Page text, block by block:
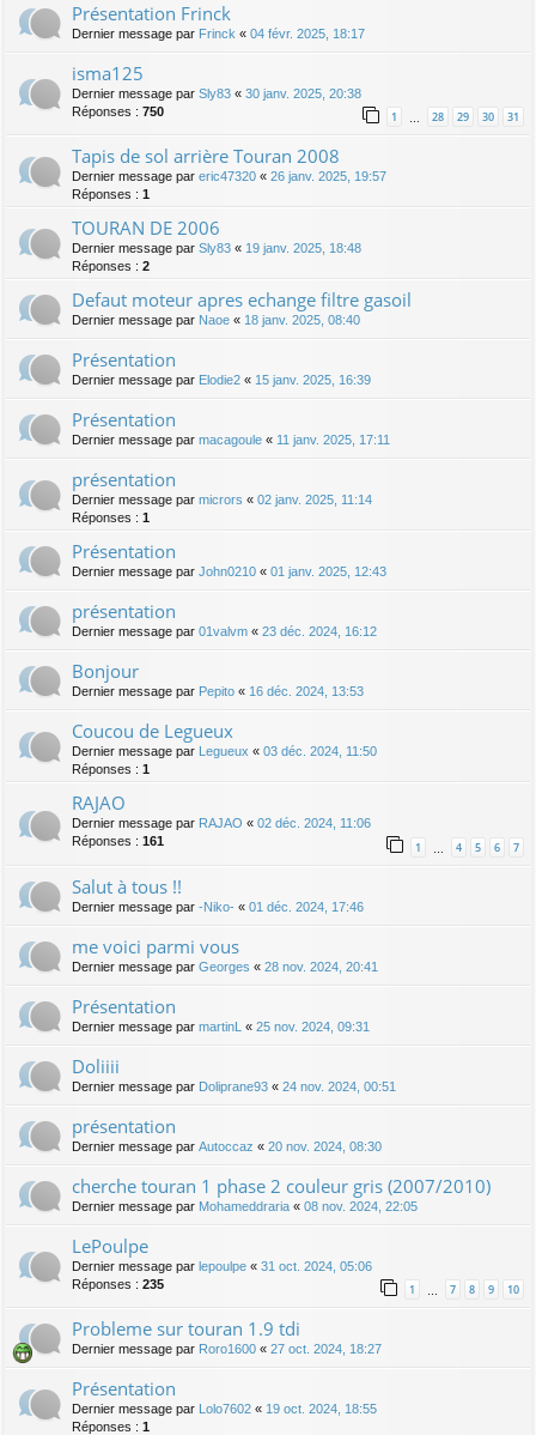
Présentation Frinck
Dernier message par Frinck « 04 févr. 2025, 18:17
isma125
Dernier message par Sly83 « 30 janv. 2025, 20:38
Réponses : 750 1 … 28 29 30 31
Tapis de sol arrière Touran 2008
Dernier message par eric47320 « 26 janv. 2025, 19:57
Réponses : 1
TOURAN DE 2006
Dernier message par Sly83 « 19 janv. 2025, 18:48
Réponses : 2
Defaut moteur apres echange filtre gasoil
Dernier message par Naoe « 18 janv. 2025, 08:40
Présentation
Dernier message par Elodie2 « 15 janv. 2025, 16:39
Présentation
Dernier message par macagoule « 11 janv. 2025, 17:11
présentation
Dernier message par micrors « 02 janv. 2025, 11:14
Réponses : 1
Présentation
Dernier message par John0210 « 01 janv. 2025, 12:43
présentation
Dernier message par 01valvm « 23 déc. 2024, 16:12
Bonjour
Dernier message par Pepito « 16 déc. 2024, 13:53
Coucou de Legueux
Dernier message par Legueux « 03 déc. 2024, 11:50
Réponses : 1
RAJAO
Dernier message par RAJAO « 02 déc. 2024, 11:06
Réponses : 161 1 4 5 6 7
Salut à tous !!
Dernier message par -Niko- « 01 déc. 2024, 17:46
me voici parmi vous
Dernier message par Georges « 28 nov. 2024, 20:41
Présentation
Dernier message par martinL « 25 nov. 2024, 09:31
Doliiii
Dernier message par Doliprane93 « 24 nov. 2024, 00:51
présentation
Dernier message par Autoccaz « 20 nov. 2024, 08:30
cherche touran 1 phase 2 couleur gris (2007/2010)
Dernier message par Mohameddraria « 08 nov. 2024, 22:05
LePoulpe
Dernier message par lepoulpe « 31 oct. 2024, 05:06
Réponses : 235 1 7 8 9 10
Probleme sur touran 1.9 tdi
Dernier message par Roro1600 « 27 oct. 2024, 18:27
Présentation
Dernier message par Lolo7602 « 19 oct. 2024, 18:55
Réponses : 1